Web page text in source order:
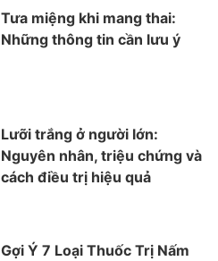
Tưa miệng khi mang thai:
Những thông tin cần lưu ý
Lưỡi trắng ở người lớn:
Nguyên nhân, triệu chứng và
cách điều trị hiệu quả
Gợi Ý 7 Loại Thuốc Trị Nấm